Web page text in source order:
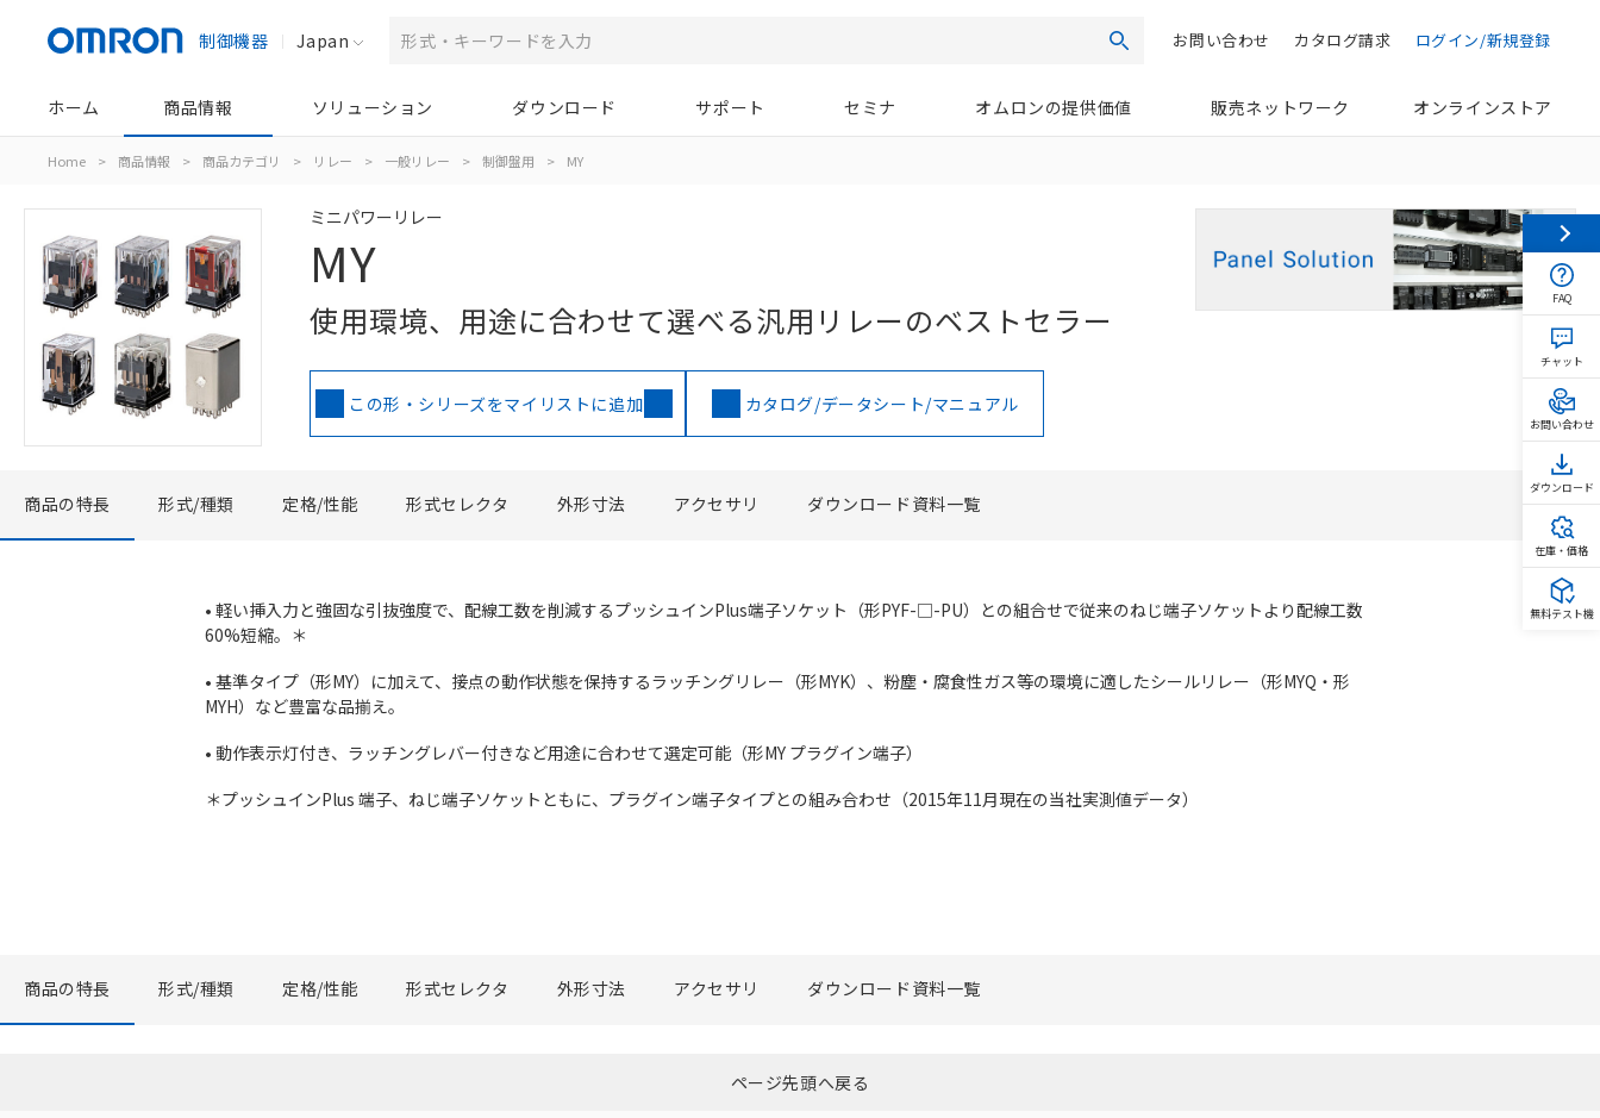
制御機器 Japan 検索 ログイン/新規登録
カタログ請求
お問い合わせ
ホーム 商品情報 ソリューション ダウンロード サポート セミナ オムロンの提供価値 販売ネットワーク オンラインストア
Home > 商品情報 > 商品カテゴリ > リレー > 一般リレー > 制御盤用 > MY
ミニパワーリレー
MY
使用環境、用途に合わせて選べる汎用リレーのベストセラー
この形・シリーズをマイリストに追加 カタログ/データシート/マニュアル
商品の特長 形式/種類 定格/性能 形式セレクタ 外形寸法 アクセサリ ダウンロード資料一覧
• 軽い挿入力と強固な引抜強度で、配線工数を削減するプッシュインPlus端子ソケット（形PYF-□-PU）との組合せで従来のねじ端子ソケットより配線工数
60%短縮。＊
• 基準タイプ（形MY）に加えて、接点の動作状態を保持するラッチングリレー（形MYK）、粉塵・腐食性ガス等の環境に適したシールリレー（形MYQ・形
MYH）など豊富な品揃え。
• 動作表示灯付き、ラッチングレバー付きなど用途に合わせて選定可能（形MY プラグイン端子）
＊プッシュインPlus 端子、ねじ端子ソケットともに、プラグイン端子タイプとの組み合わせ（2015年11月現在の当社実測値データ）
商品の特長 形式/種類 定格/性能 形式セレクタ 外形寸法 アクセサリ ダウンロード資料一覧
ページ先頭へ戻る
FAQ
チャット
お問い合わせ
ダウンロード
在庫・価格
無料テスト機